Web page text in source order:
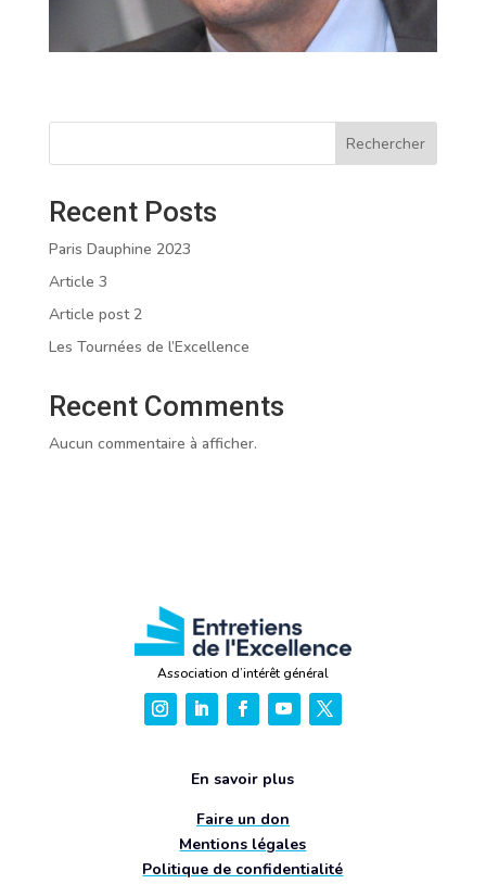
Rechercher
Recent Posts
Paris Dauphine 2023
Article 3
Article post 2
Les Tournées de l’Excellence
Recent Comments
Aucun commentaire à afficher.
Association d’intérêt général
En savoir plus
Faire un don
Mentions légales
Politique de confidentialité